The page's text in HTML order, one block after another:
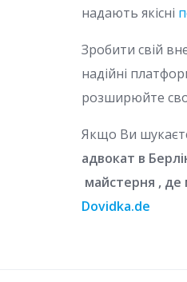
надають якісні
Зробити свій
надійні
розширюйте
Якщо Ви
адвокат в
майстерня ,
Dovidka.de